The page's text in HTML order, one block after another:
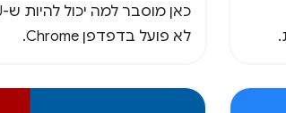
לא פועל בדפדפן Chrome.